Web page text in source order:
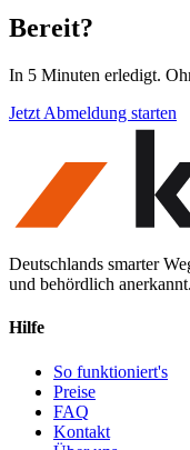
Bereit?
In 5 Minuten erledigt.
Jetzt Abmeldung starten
Deutschlands smarter
und behördlich anerkannt.
Hilfe
So funktioniert's
Preise
FAQ
Kontakt